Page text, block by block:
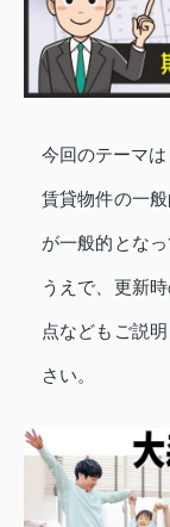
今回のテーマは
賃貸物件の一
が一般的とな
うえで、更新
点などもご説
さい。